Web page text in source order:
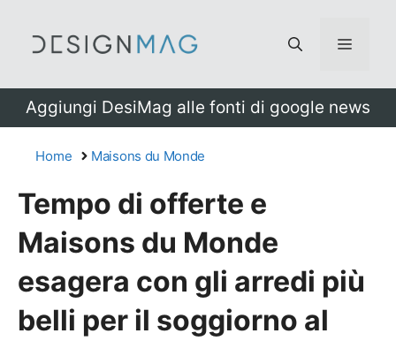
Menu
Aggiungi DesiMag alle fonti di google news
Home Maisons du Monde
Tempo di offerte e
Maisons du Monde
esagera con gli arredi più
belli per il soggiorno al